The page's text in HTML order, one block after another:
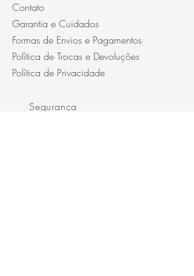
Contato
Garantia e Cuidados
Formas de Envios e Pagamentos
Política de Trocas e Devoluções
Política de Privacidade
Segurança